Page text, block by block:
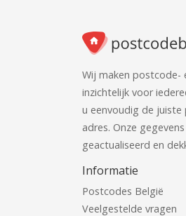
Wij maken postcode-
inzichtelijk voor
u eenvoudig de
adres. Onze
geactualiseerd en
Informatie
Postcodes België
Veelgestelde vragen